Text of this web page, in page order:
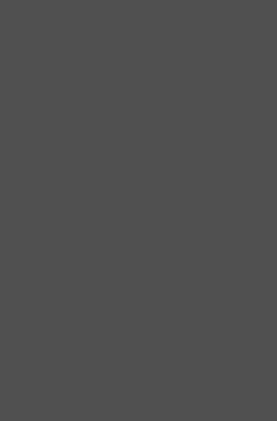
Кронштейн 100х125 белый 4/5
желаний